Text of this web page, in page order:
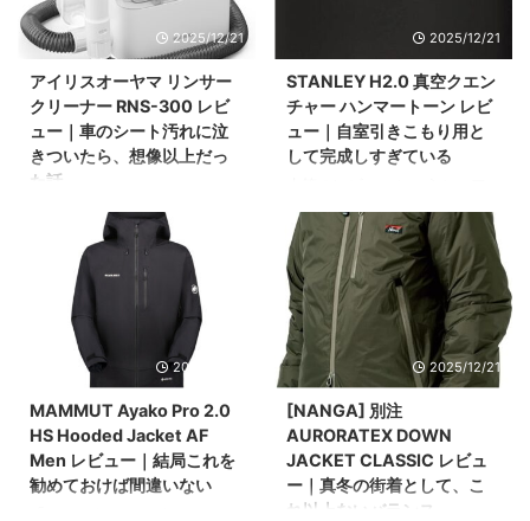
買うつもりだった。名前があ
まりにも似ていて、完全に勘
違いしたままブリーズバリヤ
ー パフ ジャケットを購入。 届
いた瞬間、「あ、やらかした
な」と思った。季節は冬。求
めていたのは薄手のウィンド
シェル寄り。これは明らかに
正直、頭をよぎったのは返
品。ただ、ミレーのジャケッ
トは着心地がいいのを知 ...
に、ちょうどよくハマったの
がこのジャケットだった。 こ
のジャケットは“2役”を1枚でこ
なす モンベルのクリマエア リ
バーシブル ジャケット Men’s
は、 この2つを1枚にまとめ
言葉が目立つが、本質はそこ
ではない。 “暖かいのに蒸れな
い”この一点を本気で突き詰め
た ...
2025/12/21
アイリスオーヤマ リンサー
クリーナー RNS-300 レビ
ュー｜車のシート汚れに泣
きついたら、想像以上だっ
た話
このリンサークリーナーは、
車のシートを洗うために購入
した。 前々から存在は知って
いた。気にはなっていた。 た
だ、結構いい値段がする。
「まぁ今じゃなくていいか」
と、ずっと先送りにしてき
た。 作業服で毎日運転した結
果 仕事柄、作業服で毎日車を
運転している。 当然、運転席
だけが集中的に汚れる。最初
は気にならなかったが、 が、
だんだん目に見えるレベルに
2025/12/21
STANLEY H2.0 真空クエン
チャー ハンマートーン レビ
ュー｜自室引きこもり用と
して完成しすぎている
話になりがちだが、自分の使
い方はまったく違う。 一年
中、自室に置きっぱなし。水
やお茶を入れて、一日中ちび
ちび飲み続ける。 それだけ
だ。 喉が渇いても立ち上がり
たくない性分 自分は、 そうい
うタイプだ。 結果、水分摂取
量が減る。これは体に良くな
い。 とはいえ、 このわがまま
を全部満たす水入れは、なか
なか無かった。 面倒くさがり
の要求をすべて満たしたのが
2025/12/21
MAMMUT Ayako Pro 2.0
HS Hooded Jacket AF
Men レビュー｜結局これを
勧めておけば間違いない
2025/12/21
[NANGA] 別注
AURORATEX DOWN
JACKET CLASSIC レビュ
ー｜真冬の街着として、こ
れ以上ないバランス